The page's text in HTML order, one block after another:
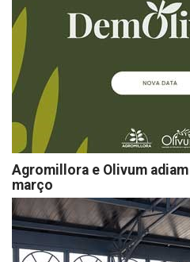
Agromillora e Olivum
março